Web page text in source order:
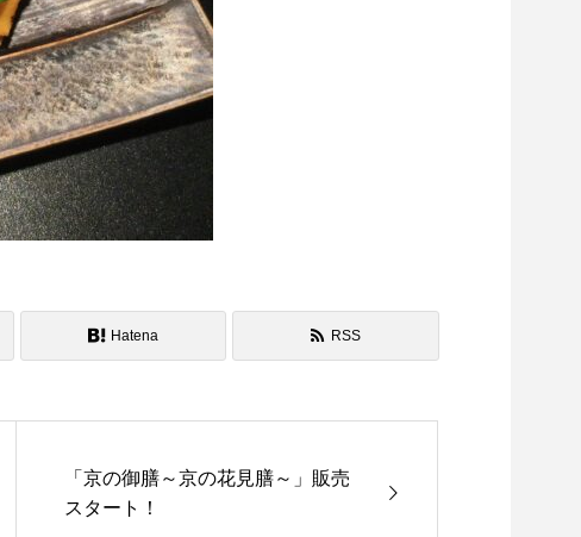
Hatena RSS
「京の御膳～京の花見膳～」販売
スタート！